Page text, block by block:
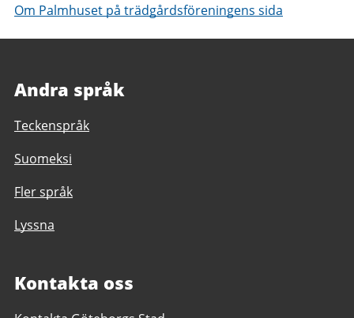
Om Palmhuset på trädgårdsföreningens sida
Andra språk
Teckenspråk
Suomeksi
Fler språk
Lyssna
Kontakta oss